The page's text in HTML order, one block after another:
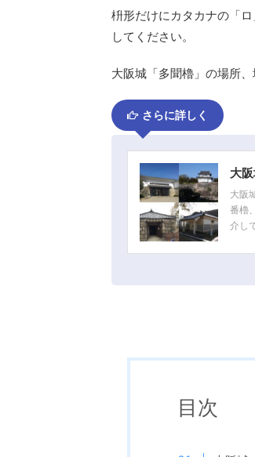
枡形だけにカタカナの「
してください。
大阪城「多聞櫓」の場所
さらに詳しく
大
大阪
番櫓
介し
目次